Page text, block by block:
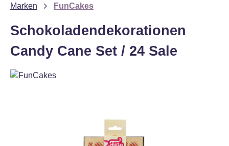
Marken FunCakes
Schokoladendekorationen
Candy Cane Set / 24 Sale